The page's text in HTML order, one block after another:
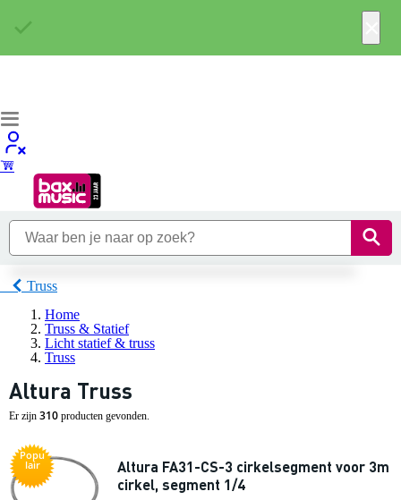
Truss
Home
Truss & Statief
Licht statief & truss
Truss
Altura Truss
Er zijn 310 producten gevonden.
Popu
lair
Altura FA31-CS-3 cirkelsegment voor 3m
cirkel, segment 1/4